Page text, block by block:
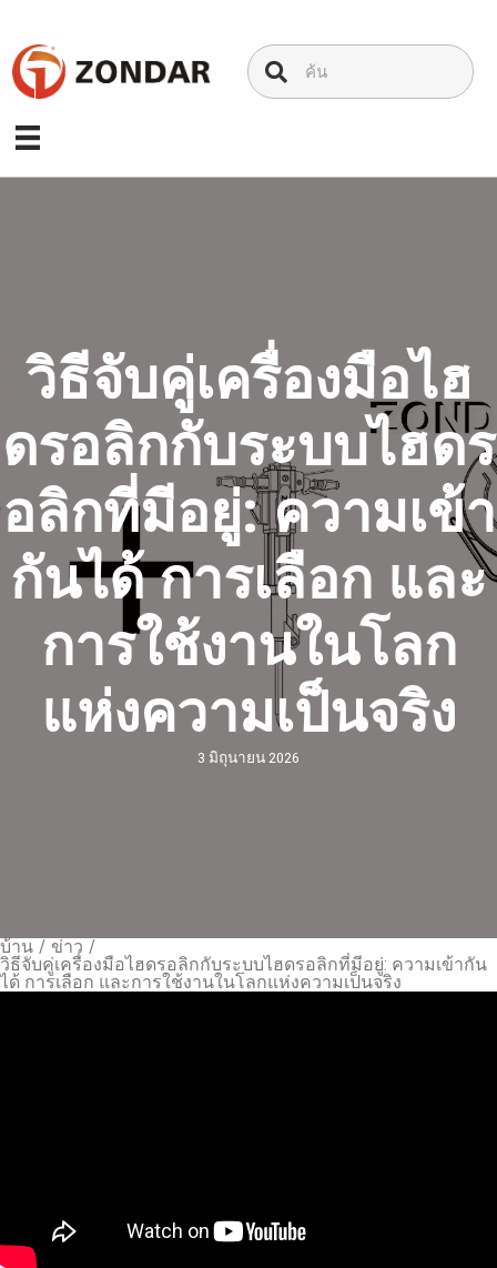
เนื้อหา
วิธีจับคู่เครื่องมือไฮ
ดรอลิกกับระบบไฮดร
อลิกที่มีอยู่: ความเข้า
กันได้ การเลือก และ
การใช้งานในโลก
แห่งความเป็นจริง
3 มิถุนายน 2026
บ้าน / ข่าว /
วิธีจับคู่เครื่องมือไฮดรอลิกกับระบบไฮดรอลิกที่มีอยู่: ความเข้ากัน
ได้ การเลือก และการใช้งานในโลกแห่งความเป็นจริง